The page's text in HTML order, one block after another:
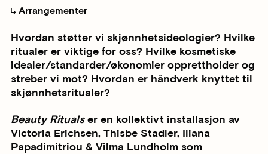
Arrangementer
Hvordan støtter vi skjønnhetsideologier? Hvilke
ritualer er viktige for oss? Hvilke kosmetiske
idealer/standarder/økonomier opprettholder og
streber vi mot? Hvordan er håndverk knyttet til
skjønnhetsritualer?
Beauty Ritualser en kollektivt installasjon av
Victoria Erichsen, Thisbe Stadler, Iliana
Papadimitriou & Vilma Lundholm som